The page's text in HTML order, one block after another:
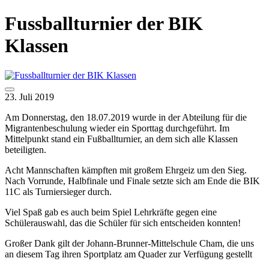
Fussballturnier der BIK
Klassen
23. Juli 2019
Am Donnerstag, den 18.07.2019 wurde in der Abteilung für die
Migrantenbeschulung wieder ein Sporttag durchgeführt. Im
Mittelpunkt stand ein Fußballturnier, an dem sich alle Klassen
beteiligten.
Acht Mannschaften kämpften mit großem Ehrgeiz um den Sieg.
Nach Vorrunde, Halbfinale und Finale setzte sich am Ende die BIK
11C als Turniersieger durch.
Viel Spaß gab es auch beim Spiel Lehrkräfte gegen eine
Schülerauswahl, das die Schüler für sich entscheiden konnten!
Großer Dank gilt der Johann-Brunner-Mittelschule Cham, die uns
an diesem Tag ihren Sportplatz am Quader zur Verfügung gestellt